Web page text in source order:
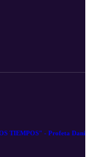
- Profeta Daniel